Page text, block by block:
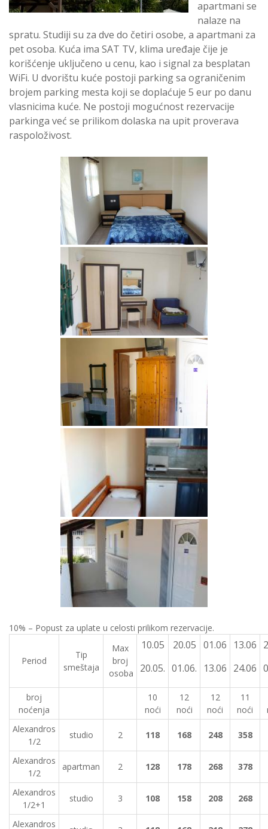
apartmani se
nalaze na
spratu. Studiji su za dve do četiri osobe, a apartmani za
pet osoba. Kuća ima SAT TV, klima uređaje čije je
korišćenje uključeno u cenu, kao i signal za besplatan
WiFi. U dvorištu kuće postoji parking sa ograničenim
brojem parking mesta koji se doplaćuje 5 eur po danu
vlasnicima kuće. Ne postoji mogućnost rezervacije
parkinga već se prilikom dolaska na upit proverava
raspoloživost.
10% – Popust za uplate u celosti prilikom rezervacije.
Period
Tip
smeštaja
Max
broj
osoba
10.05
20.05.
20.05
01.06.
01.06
13.06
13.06
24.06
broj
noćenja
10
noći
12
noći
12
noći
11
noći
Alexandros
1/2
studio 2 118 168 248 358
Alexandros
1/2
apartman 2 128 178 268 378
Alexandros
1/2+1
studio 3 108 158 208 268
Alexandros